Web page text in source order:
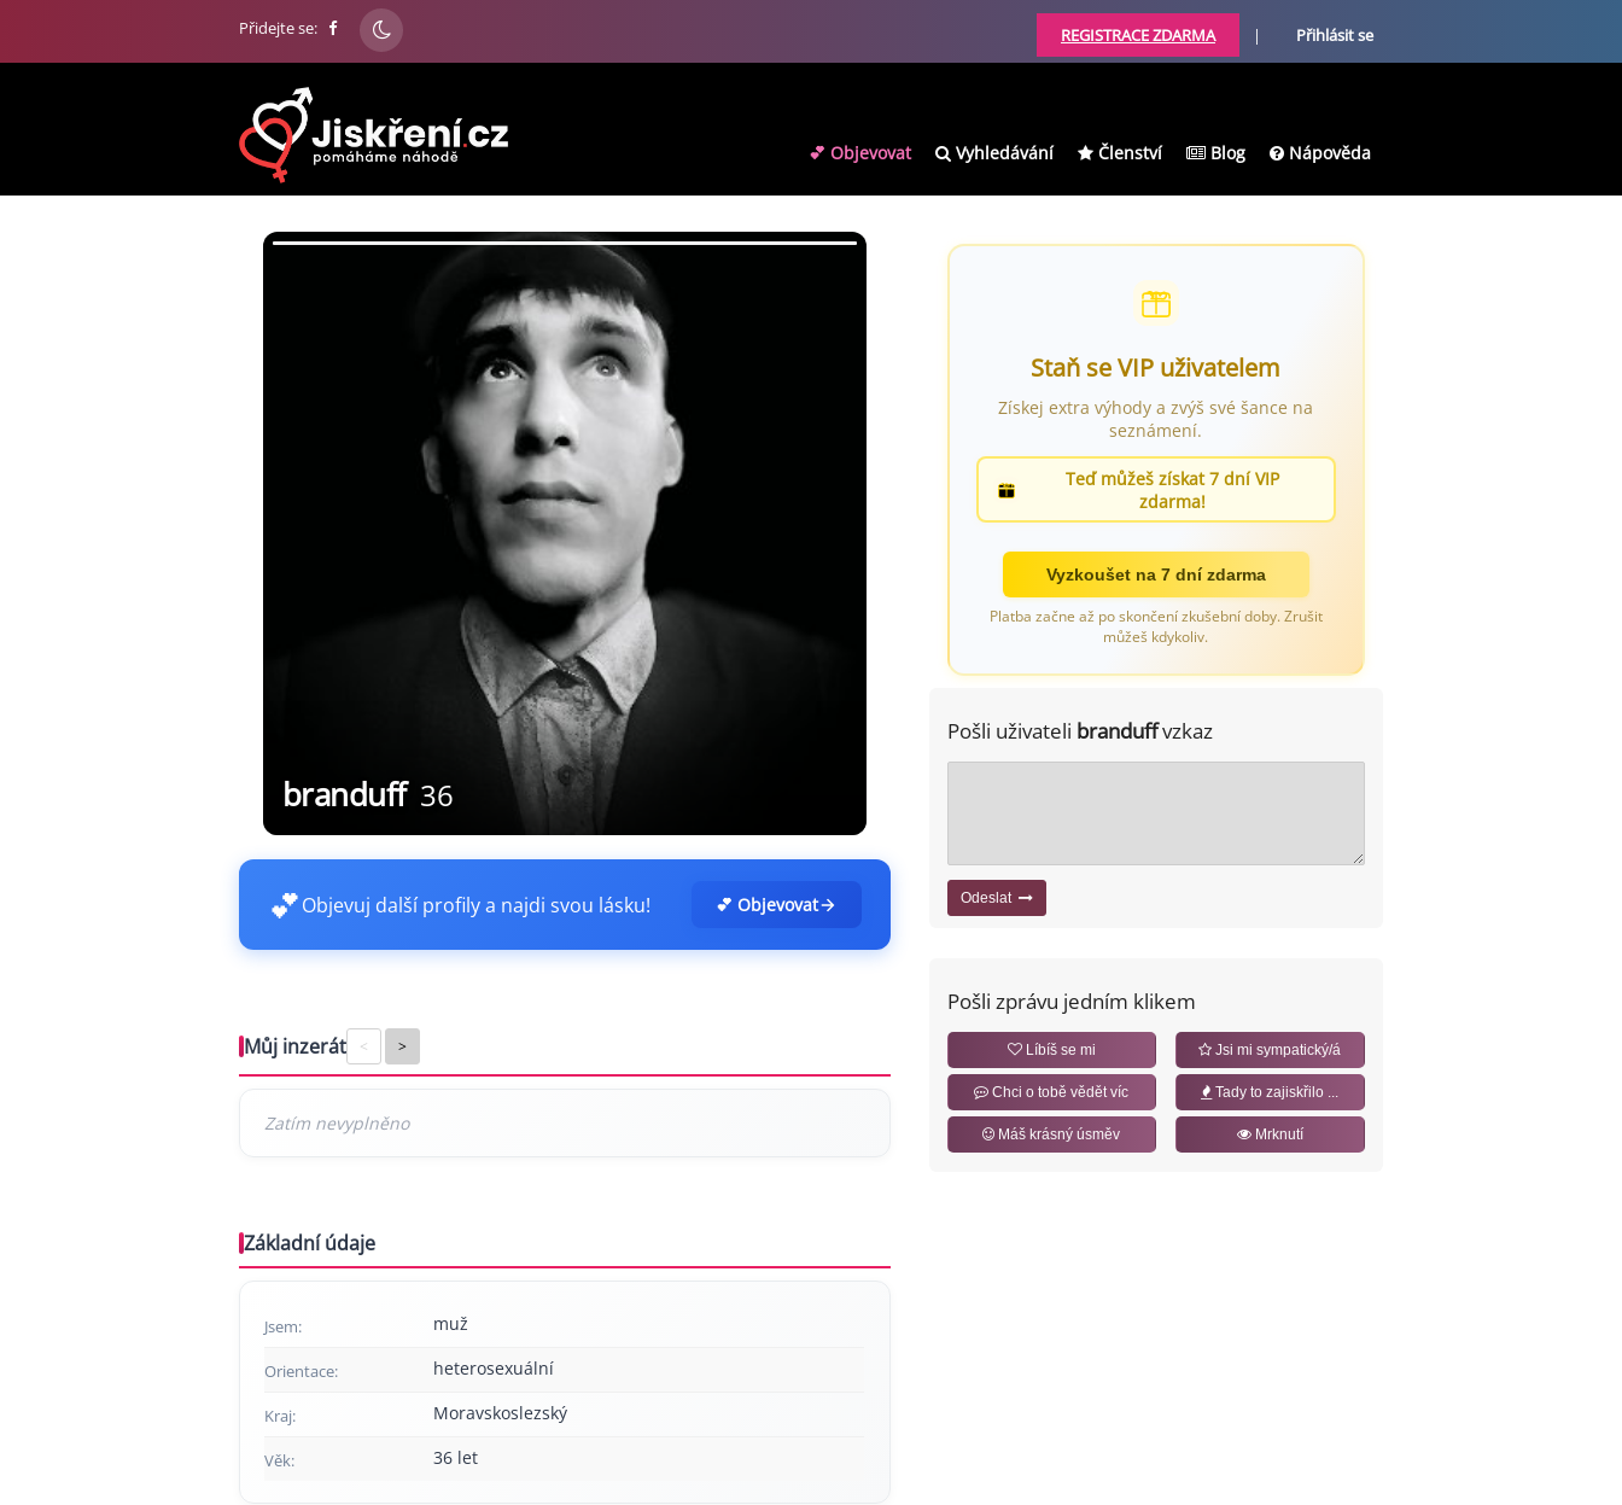
Přidejte se: REGISTRACE ZDARMA | Přihlásit se
💕 Objevovat Vyhledávání Členství Blog Nápověda
branduff 36
💕Objevuj další profily a najdi svou lásku! 💕 Objevovat
Můj inzerát < >
Základní údaje
Jsem: muž
Orientace: heterosexuální
Kraj: Moravskoslezský
Věk: 36 let
Staň se VIP uživatelem
Získej extra výhody a zvýš své šance na
seznámení.
Teď můžeš získat 7 dní VIP
zdarma!
Vyzkoušet na 7 dní zdarma
Platba začne až po skončení zkušební doby. Zrušit
můžeš kdykoliv.
Pošli uživateli branduffvzkaz
Odeslat
Pošli zprávu jedním klikem
Líbíš se mi Jsi mi sympatický/á
Chci o tobě vědět víc Tady to zajiskřilo ...
Máš krásný úsměv Mrknutí